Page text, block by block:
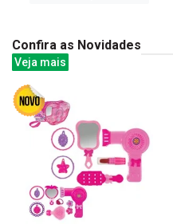
Confira as Novidades
Veja mais